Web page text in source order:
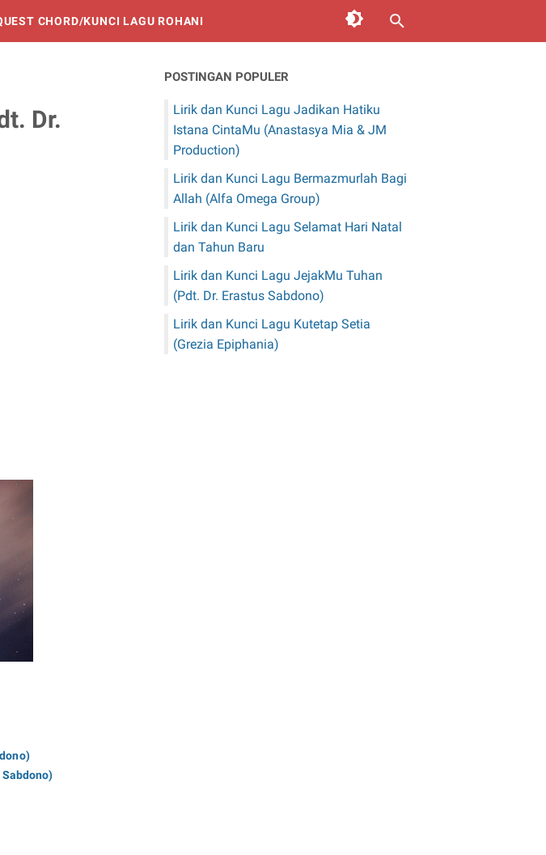
CHORD/KUNCI LAGU ROHANI
Dr.
POSTINGAN POPULER
Lirik dan Kunci Lagu Jadikan Hatiku
Istana CintaMu (Anastasya Mia & JM
Production)
Lirik dan Kunci Lagu Bermazmurlah Bagi
Allah (Alfa Omega Group)
Lirik dan Kunci Lagu Selamat Hari Natal
dan Tahun Baru
Lirik dan Kunci Lagu JejakMu Tuhan
(Pdt. Dr. Erastus Sabdono)
Lirik dan Kunci Lagu Kutetap Setia
(Grezia Epiphania)